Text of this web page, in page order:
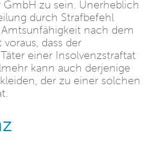
zu sein. Unerheblich
durch Strafbefehl
nach dem
dass der
einer Insolvenzstraftat
kann auch derjenige
der zu einer solchen